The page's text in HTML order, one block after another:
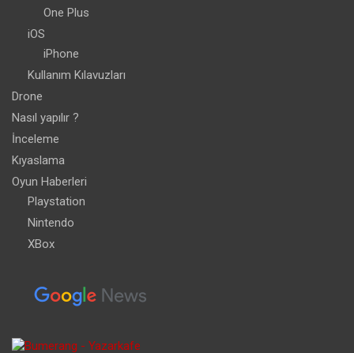
One Plus
iOS
iPhone
Kullanım Kılavuzları
Drone
Nasıl yapılır ?
İnceleme
Kıyaslama
Oyun Haberleri
Playstation
Nintendo
XBox